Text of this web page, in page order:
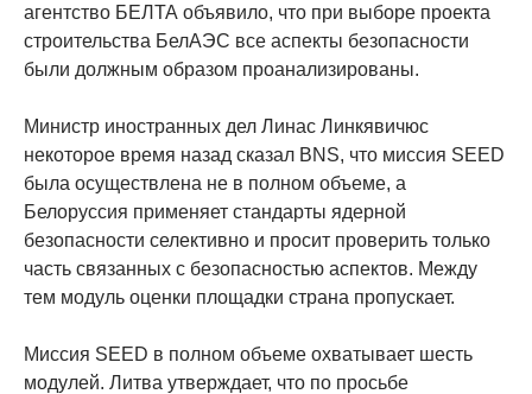
агентство БЕЛТА объявило, что при выборе проекта
строительства БелАЭС все аспекты безопасности
были должным образом проанализированы.
Министр иностранных дел Линас Линкявичюс
некоторое время назад сказал BNS, что миссия SEED
была осуществлена не в полном объеме, а
Белоруссия применяет стандарты ядерной
безопасности селективно и просит проверить только
часть связанных с безопасностью аспектов. Между
тем модуль оценки площадки страна пропускает.
Миссия SEED в полном объеме охватывает шесть
модулей. Литва утверждает, что по просьбе